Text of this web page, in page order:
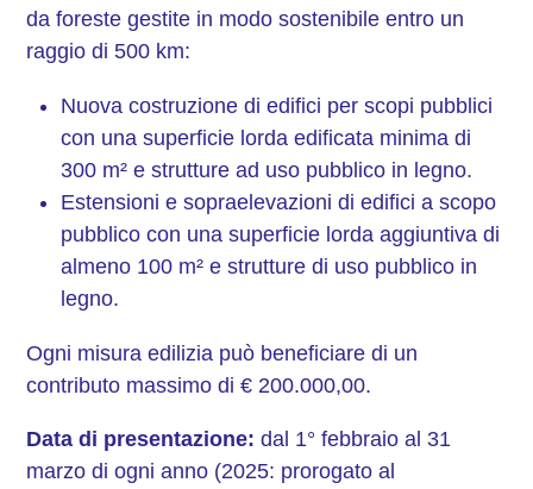
da foreste gestite in modo sostenibile entro un
raggio di 500 km:
Nuova costruzione di edifici per scopi pubblici
con una superficie lorda edificata minima di
300 m² e strutture ad uso pubblico in legno.
Estensioni e sopraelevazioni di edifici a scopo
pubblico con una superficie lorda aggiuntiva di
almeno 100 m² e strutture di uso pubblico in
legno.
Ogni misura edilizia può beneficiare di un
contributo massimo di € 200.000,00.
Data di presentazione:dal 1° febbraio al 31
marzo di ogni anno (2025: prorogato al